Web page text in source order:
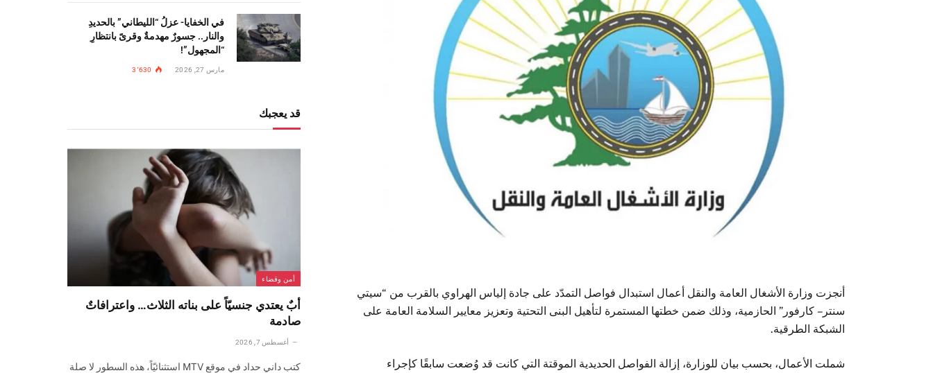
أنجزت وزارة الأشغال العامة والنقل أعمال استبدال فواصل التمدّد على جادة إلياس الهراوي بالقرب من “سيتي
سنتر – كارفور” الحازمية، وذلك ضمن خطتها المستمرة لتأهيل البنى التحتية وتعزيز معايير السلامة العامة على
الشبكة الطرقية.
شملت الأعمال، بحسب بيان للوزارة، إزالة الفواصل الحديدية الموقتة التي كانت قد وُضعت سابقًا كإجراء
في الخفايا- عزلُ “الليطاني” بالحديدِ
والنار.. جسورٌ مهدمةٌ وقرىً بانتظارِ
“المجهول”!
مارس 27, 2026 3٬630
قد يعجبك
أمن وقضاء
أبٌ يعتدي جنسيّاً على بناته الثلاث… واعترافاتٌ
صادمة
أغسطس 7, 2026
كتب داني حداد في موقع MTV استثنائيّاً، هذه السطور لا صلة